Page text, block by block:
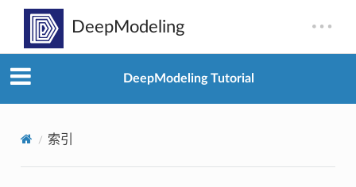
DeepModeling Tutorial
索引